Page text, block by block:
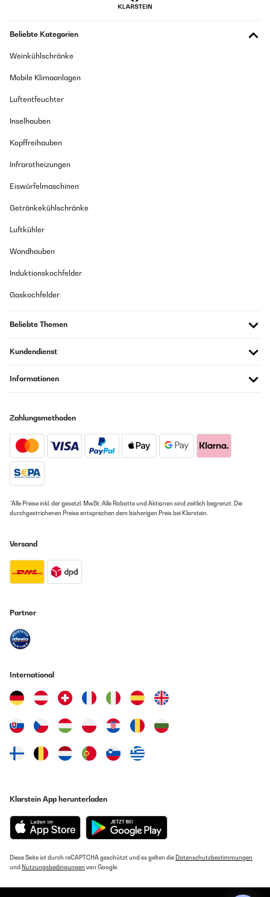
Beliebte Kategorien
Weinkühlschränke
Mobile Klimaanlagen
Luftentfeuchter
Inselhauben
Kopffreihauben
Infrarotheizungen
Eiswürfelmaschinen
Getränkekühlschränke
Luftkühler
Wandhauben
Induktionskochfelder
Gaskochfelder
Beliebte Themen
Kundendienst
Informationen
Zahlungsmethoden
*Alle Preise inkl. der gesetzl. MwSt. Alle Rabatte und Aktionen sind zeitlich begrenzt. Die
durchgestrichenen Preise entsprechen dem bisherigen Preis bei Klarstein.
Versand
Partner
International
Klarstein App herunterladen
Diese Seite ist durch reCAPTCHA geschützt und es gelten die Datenschutzbestimmungen
und Nutzungsbedingungen von Google.